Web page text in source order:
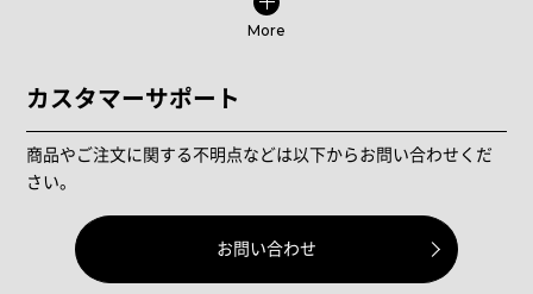
More
カスタマーサポート
商品やご注文に関する不明点などは以下からお問い合わせくだ
さい。
お問い合わせ